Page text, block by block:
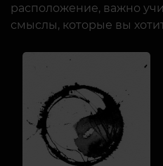
расположение, важно
смыслы, которые вы